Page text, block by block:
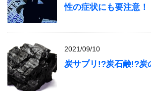
性の症状にも要注意！
2021/09/10
炭サプリ!?炭石鹸!?炭